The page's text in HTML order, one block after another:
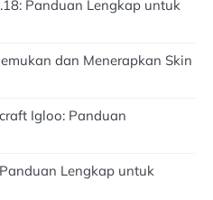
Panduan Lengkap untuk
dan Menerapkan Skin
Igloo: Panduan
Lengkap untuk